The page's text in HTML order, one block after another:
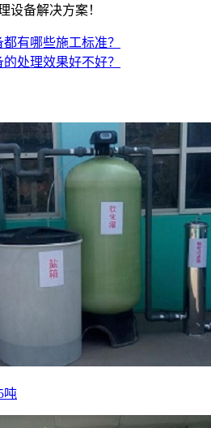
设备解决方案！
有哪些施工标准？
处理效果好不好？
吨